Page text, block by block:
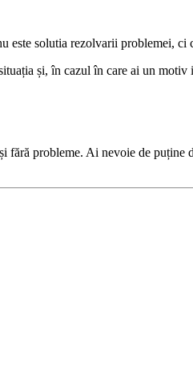
este solutia rezolvarii problemei,
și, în cazul în care ai un
probleme. Ai nevoie de